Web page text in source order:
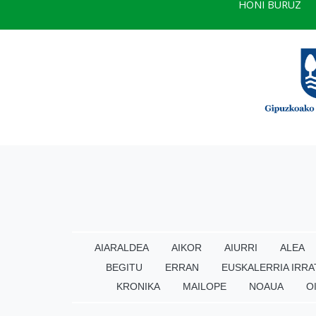
HONI BURUZ
AIARALDEA AIKOR AIURRI ALEA
BEGITU
ERRAN EUSKALERRIA
KRONIKA
MAILOPE NOAUA